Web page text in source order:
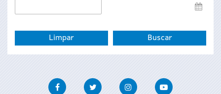
de
FacebookTwitter InstagramYoutube